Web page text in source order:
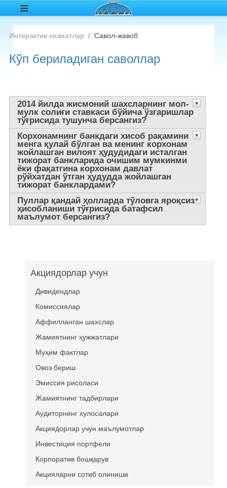
Интерактив хизматлар Савол-жавоб
Кўп бериладиган саволлар
2014 йилда жисмоний шахсларнинг мол-
мулк солиғи ставкаси бўйича ўзгаришлар
тўғрисида тушунча берсангиз?
Корхонамнинг банкдаги хисоб рақамини
менга қулай бўлган ва менинг корхонам
жойлашган вилоят ҳудудидаги исталган
тижорат банкларида очишим мумкинми
ёки фақатгина корхонам давлат
рўйхатдан ўтган ҳудудда жойлашган
тижорат банклардами?
Пуллар қандай ҳолларда тўловга яроқсиз
ҳисобланиши тўғрисида батафсил
маълумот берсангиз?
Акциядорлар учун
Дивидендлар
Комиссиялар
Аффилланган шахслар
Жамиятнинг ҳужжатлари
Муҳим фактлар
Овоз бериш
Эмиссия рисоласи
Жамиятнинг тадбирлари
Аудиторнинг хулосалари
Акциядорлар учун маълумотлар
Инвестиция портфели
Корпоратив бошқарув
Акцияларни сотиб олиниши